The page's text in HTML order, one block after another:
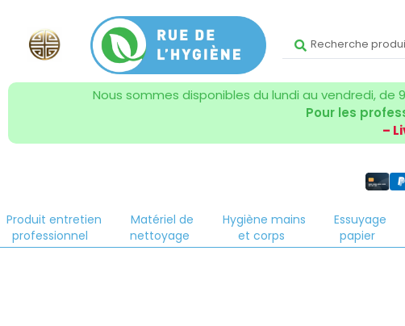
Nous sommes disponibles du lundi au vendredi, de
Pour les
–
Produit entretien
professionnel
Matériel de
nettoyage
Hygiène mains
et corps
Essuyage
papier